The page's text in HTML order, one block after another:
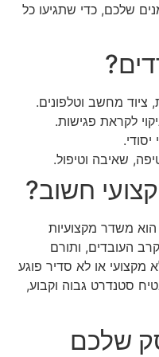
שלכם, כדי שתגיעו כל
ציוד מחשב וטלפונים.
לקראת פגישות.
יסודי.
שאיבה וטיפול.
חשוב?
משדר מקצועיות
העובדים, ותורם
מקצועי או לא סדיר פוגע
סטנדרט גבוה וקבוע,
שלכם